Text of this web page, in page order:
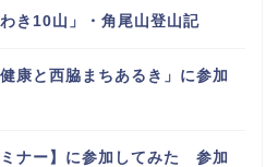
き10山」・角尾山登山記
康と西脇まちあるき」に参加
ミナー】に参加してみた 参加